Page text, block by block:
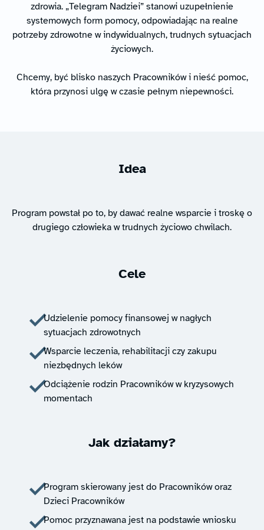
zdrowia. „Telegram Nadziei” stanowi uzupełnienie
systemowych form pomocy, odpowiadając na realne
potrzeby zdrowotne w indywidualnych, trudnych sytuacjach
życiowych.
Chcemy, być blisko naszych Pracowników i nieść pomoc,
która przynosi ulgę w czasie pełnym niepewności.
Idea
Program powstał po to, by dawać realne wsparcie i troskę o
drugiego człowieka w trudnych życiowo chwilach.
Cele
Udzielenie pomocy finansowej w nagłych
sytuacjach zdrowotnych
Wsparcie leczenia, rehabilitacji czy zakupu
niezbędnych leków
Odciążenie rodzin Pracowników w kryzysowych
momentach
Jak działamy?
Program skierowany jest do Pracowników oraz
Dzieci Pracowników
Pomoc przyznawana jest na podstawie wniosku